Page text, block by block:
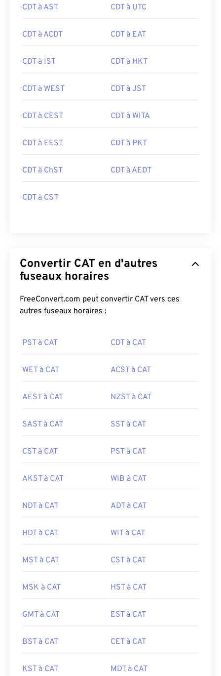
CDT à AST CDT à UTC
CDT à ACDT CDT à EAT
CDT à IST CDT à HKT
CDT à WEST CDT à JST
CDT à CEST CDT à WITA
CDT à EEST CDT à PKT
CDT à ChST CDT à AEDT
CDT à CST
Convertir CAT en d'autres
fuseaux horaires
FreeConvert.com peut convertir CAT vers ces
autres fuseaux horaires :
PST à CAT CDT à CAT
WET à CAT ACST à CAT
AEST à CAT NZST à CAT
SAST à CAT SST à CAT
CST à CAT PST à CAT
AKST à CAT WIB à CAT
NDT à CAT ADT à CAT
HDT à CAT WIT à CAT
MST à CAT CST à CAT
MSK à CAT HST à CAT
GMT à CAT EST à CAT
BST à CAT CET à CAT
KST à CAT MDT à CAT